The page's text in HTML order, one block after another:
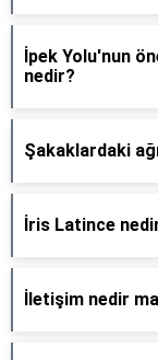
İpek Yolu'nun
nedir?
Şakaklardaki
İris Latince
İletişim nedir